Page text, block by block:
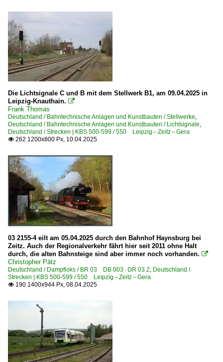
Die Lichtsignale C und B mit dem Stellwerk B1, am 09.04.2025 in
Leipzig-Knauthain. 
Frank Thomas
Deutschland / Bahntechnische Anlagen und Kunstbauten / Stellwerke,
Deutschland / Bahntechnische Anlagen und Kunstbauten / Lichtsignale,
Deutschland / Strecken | KBS 500-599 / 550 Leipzig – Zeitz – Gera
 262 1200x800 Px, 10.04.2025
03 2155-4 eilt am 05.04.2025 durch den Bahnhof Haynsburg bei
Zeitz. Auch der Regionalverkehr fährt hier seit 2011 ohne Halt
durch, die alten Bahnsteige sind aber immer noch vorhanden. 
Christopher Pätz
Deutschland / Dampfloks / BR 03 DB 003 · DR 03.2, Deutschland /
Strecken | KBS 500-599 / 550 Leipzig – Zeitz – Gera
 190 1400x944 Px, 08.04.2025